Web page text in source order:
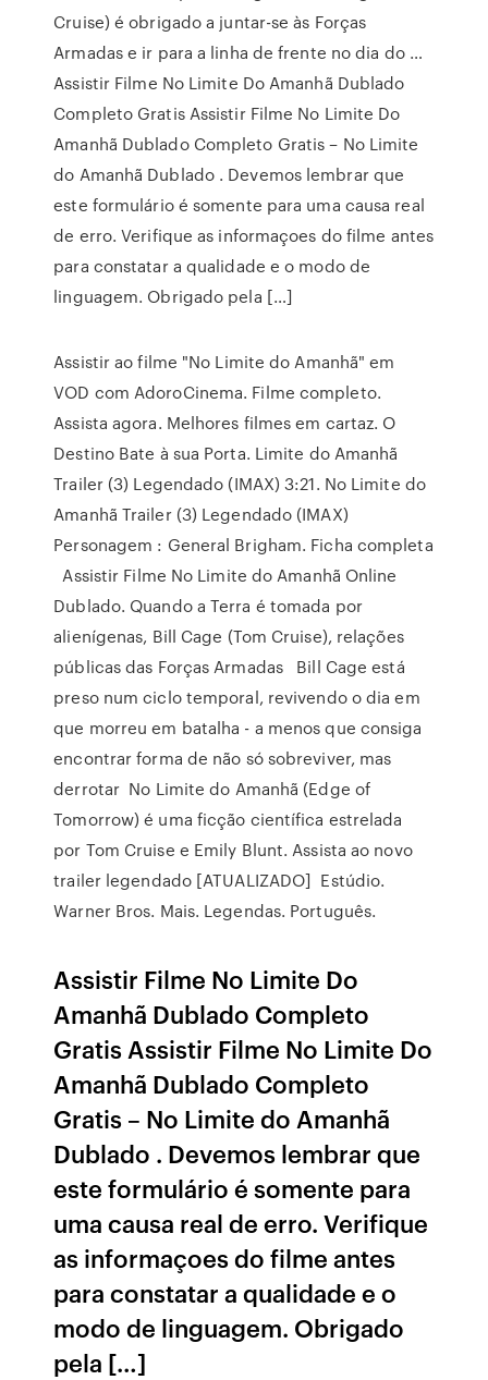
Cruise) é obrigado a juntar-se às Forças
Armadas e ir para a linha de frente no dia do …
Assistir Filme No Limite Do Amanhã Dublado
Completo Gratis Assistir Filme No Limite Do
Amanhã Dublado Completo Gratis – No Limite
do Amanhã Dublado . Devemos lembrar que
este formulário é somente para uma causa real
de erro. Verifique as informaçoes do filme antes
para constatar a qualidade e o modo de
linguagem. Obrigado pela […]
Assistir ao filme "No Limite do Amanhã" em
VOD com AdoroCinema. Filme completo.
Assista agora. Melhores filmes em cartaz. O
Destino Bate à sua Porta. Limite do Amanhã
Trailer (3) Legendado (IMAX) 3:21. No Limite do
Amanhã Trailer (3) Legendado (IMAX)
Personagem : General Brigham. Ficha completa
Assistir Filme No Limite do Amanhã Online
Dublado. Quando a Terra é tomada por
alienígenas, Bill Cage (Tom Cruise), relações
públicas das Forças Armadas Bill Cage está
preso num ciclo temporal, revivendo o dia em
que morreu em batalha - a menos que consiga
encontrar forma de não só sobreviver, mas
derrotar No Limite do Amanhã (Edge of
Tomorrow) é uma ficção científica estrelada
por Tom Cruise e Emily Blunt. Assista ao novo
trailer legendado [ATUALIZADO] Estúdio.
Warner Bros. Mais. Legendas. Português.
Assistir Filme No Limite Do
Amanhã Dublado Completo
Gratis Assistir Filme No Limite Do
Amanhã Dublado Completo
Gratis – No Limite do Amanhã
Dublado . Devemos lembrar que
este formulário é somente para
uma causa real de erro. Verifique
as informaçoes do filme antes
para constatar a qualidade e o
modo de linguagem. Obrigado
pela […]